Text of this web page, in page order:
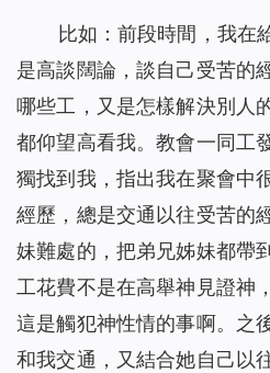
比如：前段時間，我在
是高談闊論，談自己受苦的
哪些工，又是怎樣解決別人
都仰望高看我。教會一同工
獨找到我，指出我在聚會中
經歷，總是交通以往受苦的
妹難處的，把弟兄姊妹都帶
工花費不是在高舉神見證神
這是觸犯神性情的事啊。之
和我交通，又結合她自己以